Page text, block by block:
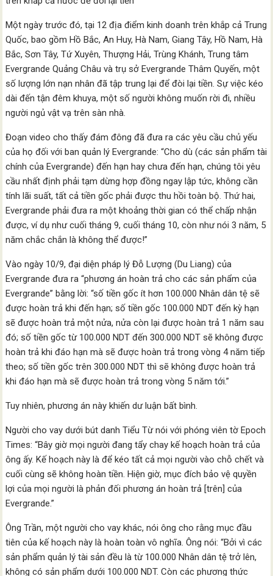
Một ngày trước đó, tại 12 địa điểm kinh doanh trên khắp cả Trung
Quốc, bao gồm Hồ Bắc, An Huy, Hà Nam, Giang Tây, Hồ Nam, Hà
Bắc, Sơn Tây, Tứ Xuyên, Thượng Hải, Trùng Khánh, Trung tâm
Evergrande Quảng Châu và trụ sở Evergrande Thâm Quyến, một
số lượng lớn nạn nhân đã tập trung lại để đòi lại tiền. Sự việc kéo
dài đến tận đêm khuya, một số người không muốn rời đi, nhiều
người ngủ vật vạ trên sàn nhà.
Đoạn video cho thấy đám đông đã đưa ra các yêu cầu chủ yếu
của họ đối với ban quản lý Evergrande: “Cho dù (các sản phẩm tài
chính của Evergrande) đến hạn hay chưa đến hạn, chúng tôi yêu
cầu nhất định phải tạm dừng hợp đồng ngay lập tức, không cần
tính lãi suất, tất cả tiền gốc phải được thu hồi toàn bộ. Thứ hai,
Evergrande phải đưa ra một khoảng thời gian có thể chấp nhận
được, ví dụ như cuối tháng 9, cuối tháng 10, còn như nói 3 năm, 5
năm chắc chắn là không thể được!”
Vào ngày 10/9, đại diện pháp lý Đỗ Lượng (Du Liang) của
Evergrande đưa ra “phương án hoàn trả cho các sản phẩm của
Evergrande” bằng lời: “số tiền gốc ít hơn 100.000 Nhân dân tệ sẽ
được hoàn trả khi đến hạn; số tiền gốc 100.000 NDT đến kỳ hạn
sẽ được hoàn trả một nửa, nửa còn lại được hoàn trả 1 năm sau
đó; số tiền gốc từ 100.000 NDT đến 300.000 NDT sẽ không được
hoàn trả khi đáo hạn mà sẽ được hoàn trả trong vòng 4 năm tiếp
theo; số tiền gốc trên 300.000 NDT thì sẽ không được hoàn trả
khi đáo hạn mà sẽ được hoàn trả trong vòng 5 năm tới.”
Tuy nhiên, phương án này khiến dư luận bất bình.
Người cho vay dưới bút danh Tiểu Từ nói với phóng viên tờ Epoch
Times: “Bây giờ mọi người đang tẩy chay kế hoạch hoàn trả của
ông ấy. Kế hoạch này là để kéo tất cả mọi người vào chỗ chết và
cuối cùng sẽ không hoàn tiền. Hiện giờ, mục đích bảo vệ quyền
lợi của mọi người là phản đối phương án hoàn trả [trên] của
Evergrande.”
Ông Trần, một người cho vay khác, nói ông cho rằng mục đầu
tiên của kế hoạch này là hoàn toàn vô nghĩa. Ông nói: “Bởi vì các
sản phẩm quản lý tài sản đều là từ 100.000 Nhân dân tệ trở lên,
không có sản phẩm dưới 100.000 NDT. Còn các phương thức